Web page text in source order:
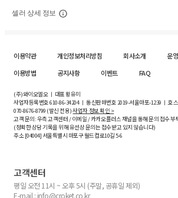
셀러 상세 정보
이용약관 개인정보처리방침 회사소개
운
이용방법
공지사항 이벤트 FAQ
(주)와이오엘오 ㅣ 대표 황유미
사업자등록번호610-86-34204ㅣ 통신판매번호 2019-서울마포-1239 ㅣ 호
070-8676-8799 (발신 전용)사업자 정보 확인 >
고객 문의: 우측 고객센터 / 이메일 / 카카오플러스 채널을 통해 문의 접수 부
(정확한 상담 기록을 위해 유선상 문의는 접수받고 있지 않습니다)
주소 [04004] 서울특별시 마포구 월드컵로10길5-6
고객센터
평일 오전 11시 ~ 오후 5시 (주말, 공휴일 제외)
E-mail : info@croket.co.kr